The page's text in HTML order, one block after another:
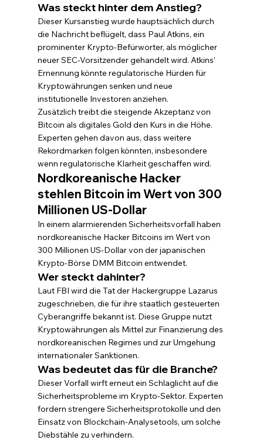
Was steckt hinter dem Anstieg?
Dieser Kursanstieg wurde hauptsächlich durch
die Nachricht beflügelt, dass Paul Atkins, ein
prominenter Krypto-Befürworter, als möglicher
neuer SEC-Vorsitzender gehandelt wird. Atkins’
Ernennung könnte regulatorische Hürden für
Kryptowährungen senken und neue
institutionelle Investoren anziehen.
Zusätzlich treibt die steigende Akzeptanz von
Bitcoin als digitales Gold den Kurs in die Höhe.
Experten gehen davon aus, dass weitere
Rekordmarken folgen könnten, insbesondere
wenn regulatorische Klarheit geschaffen wird.
Nordkoreanische Hacker
stehlen Bitcoin im Wert von 300
Millionen US-Dollar
In einem alarmierenden Sicherheitsvorfall haben
nordkoreanische Hacker Bitcoins im Wert von
300 Millionen US-Dollar von der japanischen
Krypto-Börse DMM Bitcoin entwendet.
Wer steckt dahinter?
Laut FBI wird die Tat der Hackergruppe Lazarus
zugeschrieben, die für ihre staatlich gesteuerten
Cyberangriffe bekannt ist. Diese Gruppe nutzt
Kryptowährungen als Mittel zur Finanzierung des
nordkoreanischen Regimes und zur Umgehung
internationaler Sanktionen.
Was bedeutet das für die Branche?
Dieser Vorfall wirft erneut ein Schlaglicht auf die
Sicherheitsprobleme im Krypto-Sektor. Experten
fordern strengere Sicherheitsprotokolle und den
Einsatz von Blockchain-Analysetools, um solche
Diebstähle zu verhindern.